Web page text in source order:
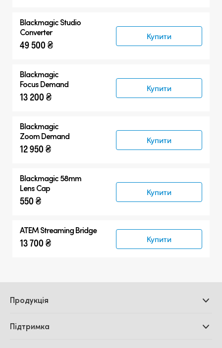
BlackmagicStudio
Converter
49 500 ₴
Купити
Blackmagic
Focus Demand
13 200 ₴
Купити
Blackmagic
Zoom Demand
12 950 ₴
Купити
Blackmagic 58mm
Lens Cap
550 ₴
Купити
ATEM Streaming Bridge
13 700 ₴ Купити
Продукція
Додатки DaVinci
Підтримка